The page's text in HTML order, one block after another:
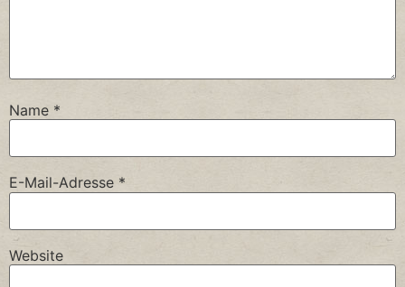
Name *
E-Mail-Adresse *
Website